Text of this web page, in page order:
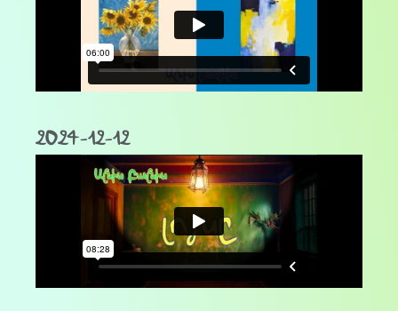
2024-12-12